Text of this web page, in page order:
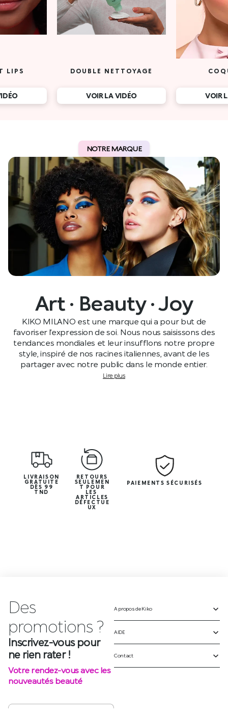
LIPS DOUBLE NETTOYAGE
VOIR LA VIDÉO VOIR
NOTRE MARQUE
Art · Beauty · Joy
KIKO MILANO est une marque qui a pour but de
favoriser l’expression de soi. Nous nous saisissons des
tendances mondiales et leur insufflons notre propre
style, inspiré de nos racines italiennes, avant de les
partager avec notre public dans le monde entier.
Lire plus
LIVRAISON
GRATUITE
DÈS 99
TND
RETOURS
SEULEMEN
T POUR
LES
ARTICLES
DÉFECTUE
UX
PAIEMENTS SÉCURISÉS
Des
Inscrivez-vous pour
ne rien rater !
Votre rendez-vous avec les
nouveautés beauté
A propos de Kiko
AIDE
Contact